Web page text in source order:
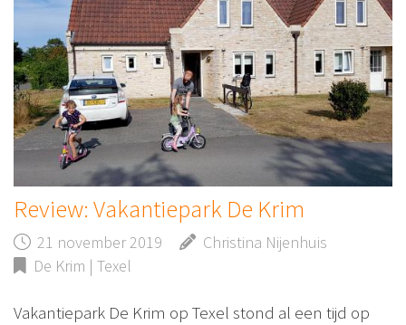
Review: Vakantiepark De Krim
21 november 2019
Christina Nijenhuis
De Krim | Texel
Vakantiepark De Krim op Texel stond al een tijd op